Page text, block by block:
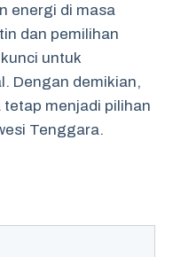
energi di masa
dan pemilihan
untuk
Dengan demikian,
menjadi pilihan
Tenggara.